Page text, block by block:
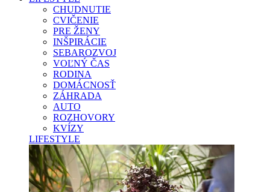
CHUDNUTIE
CVIČENIE
PRE ŽENY
INŠPIRÁCIE
SEBAROZVOJ
VOĽNÝ ČAS
RODINA
DOMÁCNOSŤ
ZÁHRADA
AUTO
ROZHOVORY
KVÍZY
LIFESTYLE